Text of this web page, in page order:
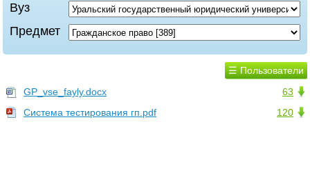
Вуз
Предмет
☰ Пользователи
63
GP_vse_fayly.docx
120
Система тестирования гп.pdf